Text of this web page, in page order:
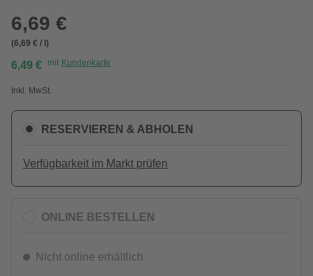
6,69 €
(6,69 € / l)
6,49 € mit Kundenkarte
Inkl. MwSt.
RESERVIEREN & ABHOLEN
Verfügbarkeit im Markt prüfen
ONLINE BESTELLEN
Nicht online erhältlich